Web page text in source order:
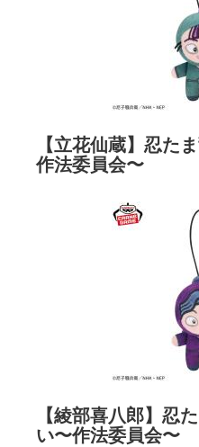
【立花仙蔵】忍た
作法委員会〜
【綾部喜八郎】忍
い〜作法委員会〜